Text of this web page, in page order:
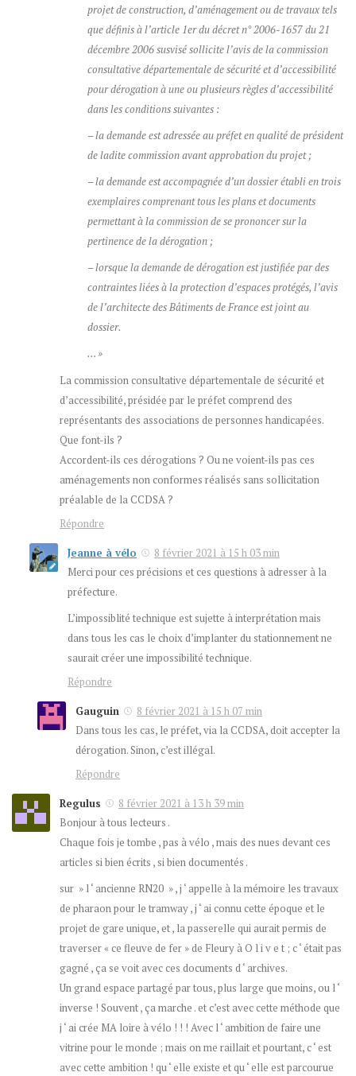
projet de construction, d’aménagement ou de travaux tels
que définis à l’article 1er du décret n° 2006-1657 du 21
décembre 2006 susvisé sollicite l’avis de la commission
consultative départementale de sécurité et d’accessibilité
pour dérogation à une ou plusieurs règles d’accessibilité
dans les conditions suivantes :
– la demande est adressée au préfet en qualité de président
de ladite commission avant approbation du projet ;
– la demande est accompagnée d’un dossier établi en trois
exemplaires comprenant tous les plans et documents
permettant à la commission de se prononcer sur la
pertinence de la dérogation ;
– lorsque la demande de dérogation est justifiée par des
contraintes liées à la protection d’espaces protégés, l’avis
de l’architecte des Bâtiments de France est joint au
dossier.
… »
La commission consultative départementale de sécurité et
d’accessibilité, présidée par le préfet comprend des
représentants des associations de personnes handicapées.
Que font-ils ?
Accordent-ils ces dérogations ? Ou ne voient-ils pas ces
aménagements non conformes réalisés sans sollicitation
préalable de la CCDSA ?
Répondre
Jeanne à vélo
8 février 2021 à 15 h 03 min
Merci pour ces précisions et ces questions à adresser à la
préfecture.
L’impossiblité technique est sujette à interprétation mais
dans tous les cas le choix d’implanter du stationnement ne
saurait créer une impossibilité technique.
Répondre
Gauguin
8 février 2021 à 15 h 07 min
Dans tous les cas, le préfet, via la CCDSA, doit accepter la
dérogation. Sinon, c’est illégal.
Répondre
Regulus
8 février 2021 à 13 h 39 min
Bonjour à tous lecteurs .
Chaque fois je tombe , pas à vélo , mais des nues devant ces
articles si bien écrits , si bien documentés .
sur » l ‘ ancienne RN20 » , j ‘ appelle à la mémoire les travaux
de pharaon pour le tramway , j ‘ ai connu cette époque et le
projet de gare unique, et , la passerelle qui aurait permis de
traverser « ce fleuve de fer » de Fleury à O l i v e t ; c ‘ était pas
gagné , ça se voit avec ces documents d ‘ archives.
Un grand espace partagé par tous, plus large que moins, ou l ‘
inverse ! Souvent , ça marche . et c’est avec cette méthode que
j ‘ ai crée MA loire à vélo ! ! ! Avec l ‘ ambition de faire une
vitrine pour le monde ; mais on me raillait et pourtant, c ‘ est
avec cette ambition ! qu ‘ elle existe et qu ‘ elle est parcourue